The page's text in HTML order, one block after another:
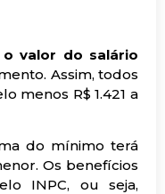
valor do salário
Assim, todos
menos R$ 1.421 a
do mínimo terá
Os benefícios
INPC, ou seja,